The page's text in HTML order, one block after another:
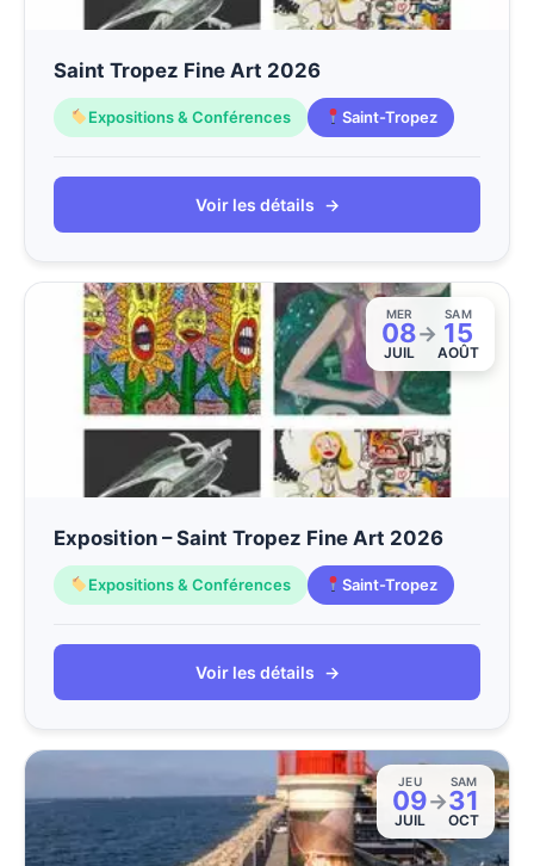
Saint Tropez Fine Art 2026
Expositions & Conférences Saint-Tropez
Voir les détails →
MER
08
JUIL
→
SAM
15
AOÛT
Exposition – Saint Tropez Fine Art 2026
Expositions & Conférences Saint-Tropez
Voir les détails →
JEU
09
JUIL
→
SAM
31
OCT